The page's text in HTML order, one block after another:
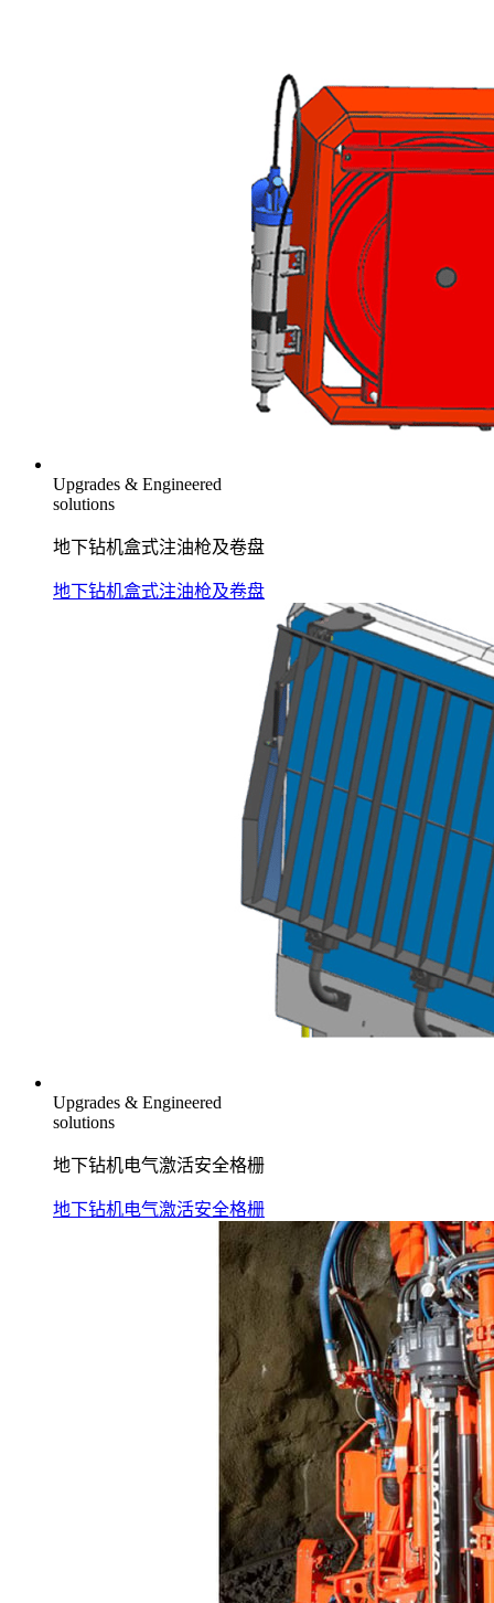
Upgrades & Engineered
solutions
地下钻机盒式注油枪及卷盘
地下钻机盒式注油枪及卷盘
Upgrades & Engineered
solutions
地下钻机电气激活安全格栅
地下钻机电气激活安全格栅